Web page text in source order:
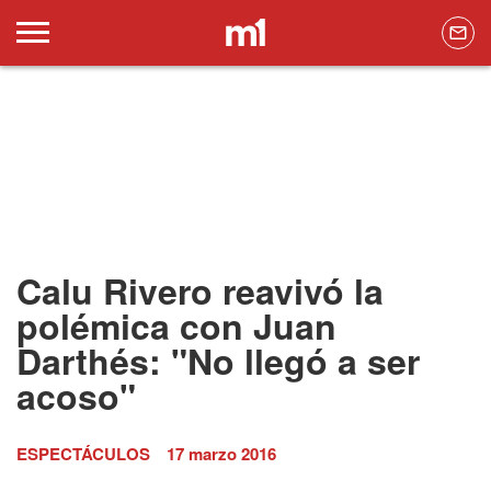
Calu Rivero reavivó la
polémica con Juan
Darthés: "No llegó a ser
acoso"
ESPECTÁCULOS 17 marzo 2016